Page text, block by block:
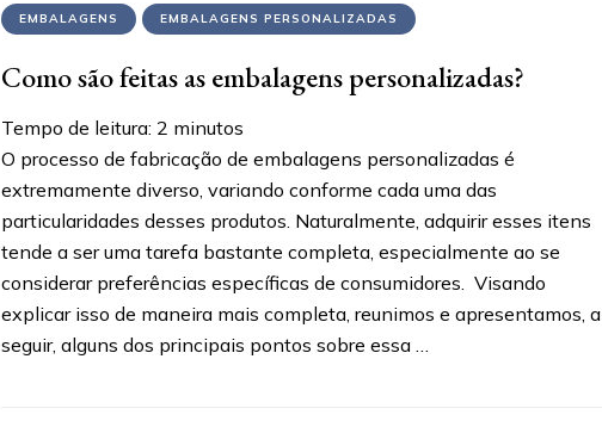
EMBALAGENS EMBALAGENS PERSONALIZADAS
Como são feitas as embalagens personalizadas?
Tempo de leitura: 2 minutos
O processo de fabricação de embalagens personalizadas é
extremamente diverso, variando conforme cada uma das
particularidades desses produtos. Naturalmente, adquirir esses itens
tende a ser uma tarefa bastante completa, especialmente ao se
considerar preferências específicas de consumidores. Visando
explicar isso de maneira mais completa, reunimos e apresentamos, a
seguir, alguns dos principais pontos sobre essa …